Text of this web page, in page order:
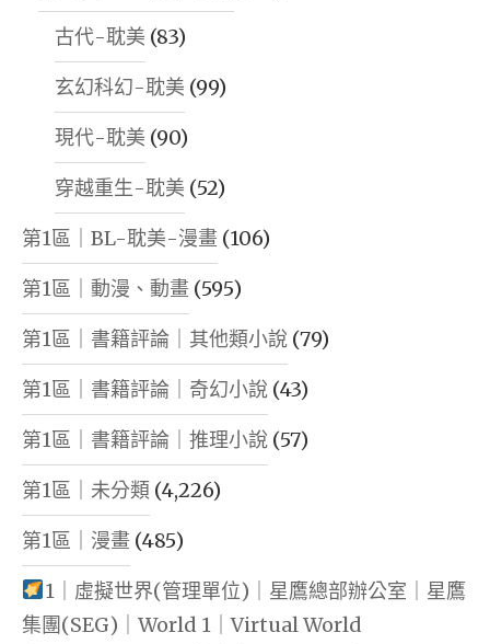
古代-耽美 (83)
玄幻科幻-耽美 (99)
現代-耽美 (90)
穿越重生-耽美 (52)
第1區｜BL-耽美-漫畫 (106)
第1區｜動漫、動畫 (595)
第1區｜書籍評論｜其他類小說 (79)
第1區｜書籍評論｜奇幻小說 (43)
第1區｜書籍評論｜推理小說 (57)
第1區｜未分類 (4,226)
第1區｜漫畫 (485)
1｜虛擬世界(管理單位)｜星鷹總部辦公室｜星鷹
集團(SEG)｜World 1｜Virtual World